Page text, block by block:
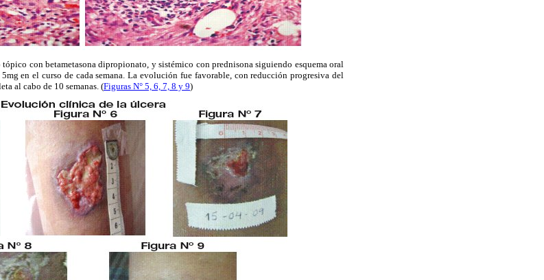
con betametasona dipropionato, y sistémico con prednisona siguiendo esquema oral
5mg en el curso de cada semana. La evolución fue favorable, con reducción progresiva del
al cabo de 10 semanas. (Figuras N° 5, 6, 7, 8 y 9)